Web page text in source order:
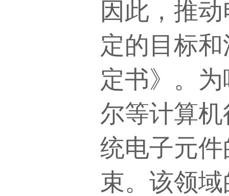
因此，推
定的目标
定书》。
尔等计算
统电子元
束。该领